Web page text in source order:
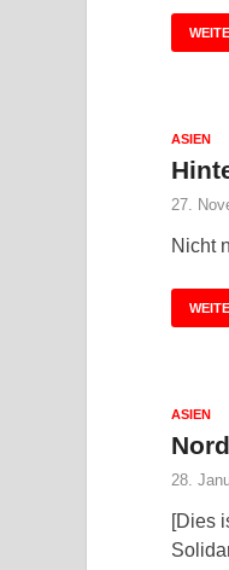
ASIEN
27.
Nicht
ASIEN
28.
[Dies